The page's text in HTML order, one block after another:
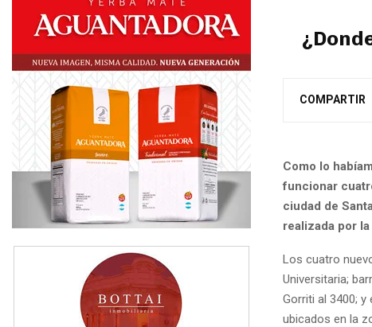
COMPARTIR
Como lo
funcionar
ciudad de
realizada por
Los cuatro
Universitaria;
Gorriti al 3400;
ubicados en la